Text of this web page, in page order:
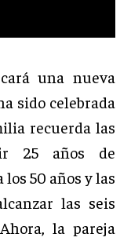
una nueva
sido celebrada
recuerda las
25 años de
50 años y las
las seis
la pareja